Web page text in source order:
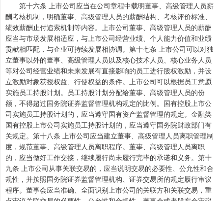
第十六条 上市公司应当在公司章程中载明董事、高级管理人员薪
酬考核机制，明确董事、高级管理人员的薪酬结构、考核评价标准、
绩效薪酬止付追索机制等内容。上市公司董事、高级管理人员的薪酬
应当与市场发展相适应，与上市公司经营业绩、个人能力价值和业绩
贡献相匹配，与企业可持续发展相协调。第十七条 上市公司可以对独
立董事以外的董事、高级管理人员以及核心技术人员、核心业务人员
等对公司经营业绩和未来发展有直接影响的员工进行股权激励，并设
立激励对象获授权益、行使权益的条件。上市公司可以根据员工意愿
实施员工持股计划。员工持股计划分配给董事、高级管理人员的份
额，不得超过国务院证券监督管理机构规定的比例。国有控股上市公
司实施员工持股计划的，应当遵守国有资产监督管理的规定。金融类
国有控股上市公司实施员工持股计划的，应当遵守国务院财政部门有
关规定。第十八条 上市公司应当建立董事、高级管理人员离职管理制
度，规范董事、高级管理人员离职程序。董事、高级管理人员离职
的，应当做好工作交接，继续履行尚未履行完毕的承诺和义务。第十
九条 上市公司从事关联交易的，应当说明交易的必要性、公允性和合
规性，并按照国务院证券监督管理机构、证券交易所的规定履行审议
程序。董事会应当准确、全面识别上市公司的关联方和关联交易，重